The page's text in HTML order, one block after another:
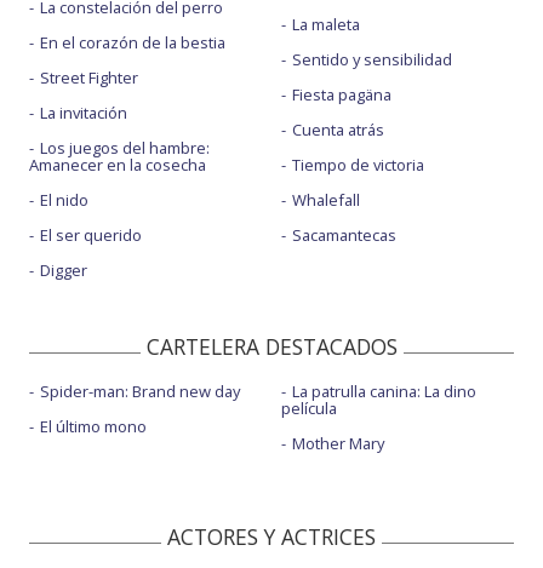
La constelación del perro
En el corazón de la bestia
Street Fighter
La invitación
Los juegos del hambre:
Amanecer en la cosecha
El nido
El ser querido
Digger
La maleta
Sentido y sensibilidad
Fiesta pagäna
Cuenta atrás
Tiempo de victoria
Whalefall
Sacamantecas
CARTELERA DESTACADOS
Spider-man: Brand new day
El último mono
La patrulla canina: La dino
película
Mother Mary
ACTORES Y ACTRICES